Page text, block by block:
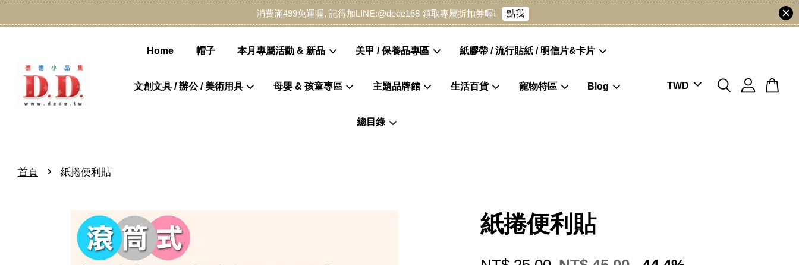
消費滿499免運喔, 記得加LINE:@dede168 領取專屬折扣券喔! 點我
Home 帽子 本月專屬活動 & 新品 美甲 / 保養品專區 紙膠帶 / 流行貼紙 / 明信片&卡片
文創文具 / 辦公 / 美術用具 母嬰 & 孩童專區 主題品牌館 生活百貨 寵物特區 Blog
總目錄
首頁 › 紙捲便利貼
紙捲便利貼